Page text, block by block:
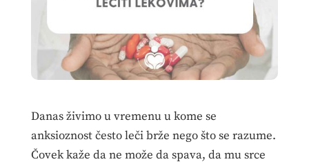
Danas živimo u vremenu u kome se
anksioznost često leči brže nego što se razume.
Čovek kaže da ne može da spava, da mu srce